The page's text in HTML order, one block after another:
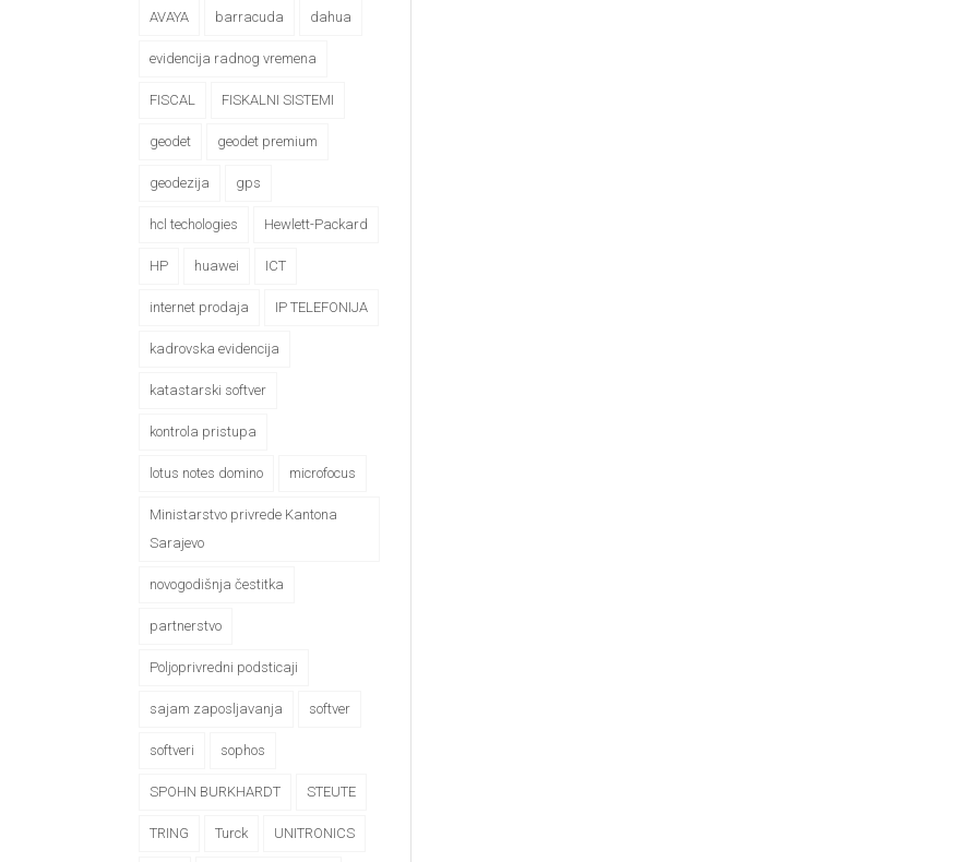
AVAYA barracuda dahua
evidencija radnog vremena
FISCAL FISKALNI SISTEMI
geodet geodet premium
geodezija gps
hcl techologies Hewlett-Packard
HP huawei ICT
internet prodaja IP TELEFONIJA
kadrovska evidencija
katastarski softver
kontrola pristupa
lotus notes domino microfocus
Ministarstvo privrede Kantona
Sarajevo
novogodišnja čestitka
partnerstvo
Poljoprivredni podsticaji
sajam zaposljavanja softver
softveri sophos
SPOHN BURKHARDT STEUTE
TRING Turck UNITRONICS